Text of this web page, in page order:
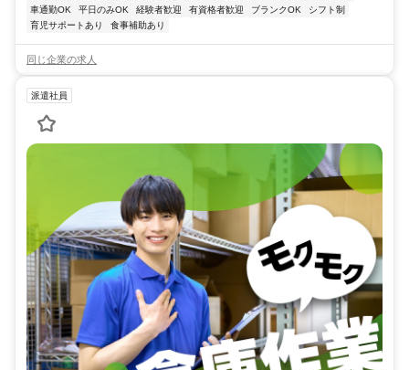
車通勤OK
平日のみOK 経験者歓迎 有資格者歓迎 ブランクOK
シフト制
育児サポートあり
食事補助あり
同じ企業の求人
派遣社員